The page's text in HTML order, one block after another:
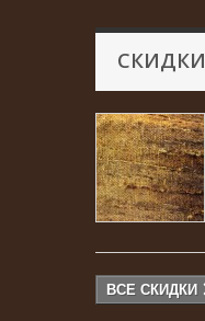
СКИДКИ
ВСЕ СКИДКИ